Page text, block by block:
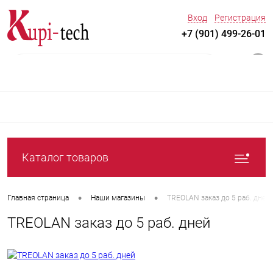
Вход Регистрация
+7 (901) 499-26-01
Каталог товаров
Главная страница • Наши магазины • TREOLAN заказ до 5 раб. дней
TREOLAN заказ до 5 раб. дней